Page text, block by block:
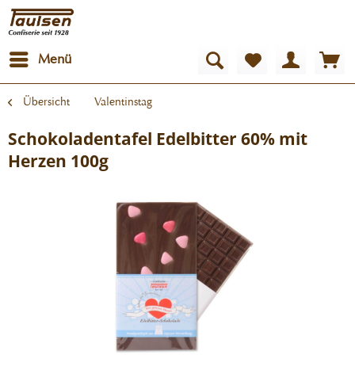
Menü
Übersicht Valentinstag
Schokoladentafel Edelbitter 60% mit
Herzen 100g